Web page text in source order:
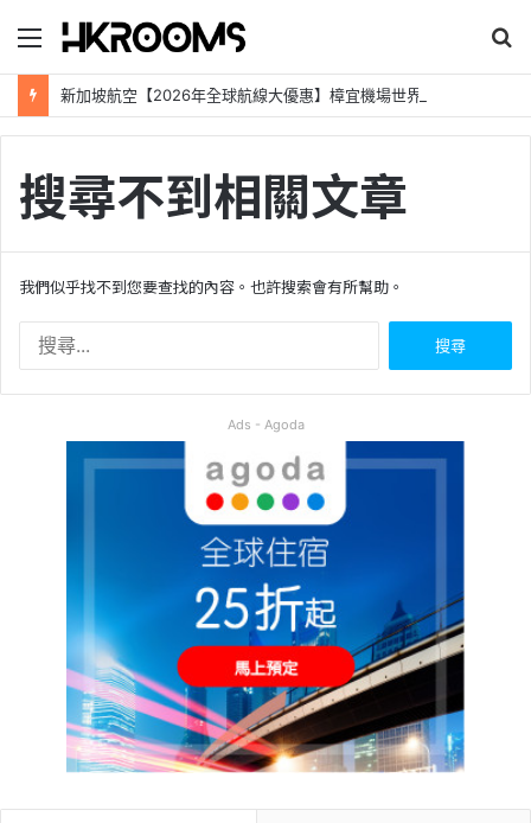
錄
尋
搜尋不到相關文章
我們似乎找不到您要查找的內容。也許搜索會有所幫助。
:
Ads - Agoda